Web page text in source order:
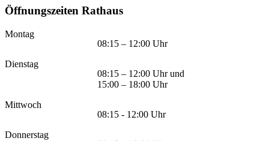
Öffnungszeiten Rathaus
Montag
08:15 – 12:00 Uhr
Dienstag
08:15 – 12:00 Uhr und
15:00 – 18:00 Uhr
Mittwoch
08:15 - 12:00 Uhr
Donnerstag